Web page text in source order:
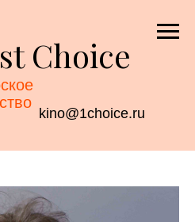
Choice
kino@1choice.ru